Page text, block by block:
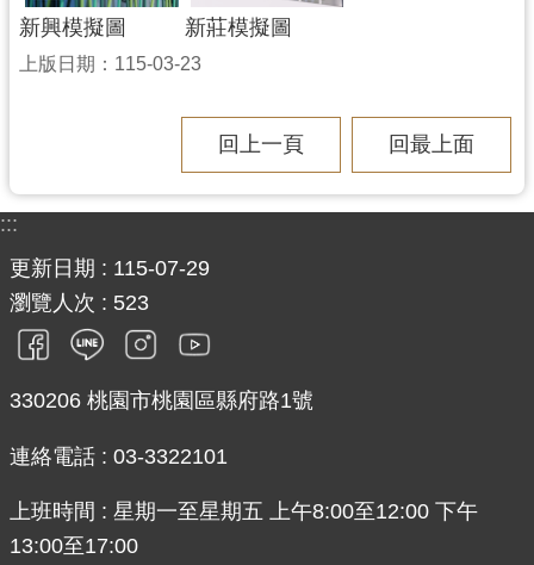
新興模擬圖 新莊模擬圖
上版日期：115-03-23
回上一頁 回最上面
:::
更新日期
115-07-29
瀏覽人次
523
330206 桃園市桃園區縣府路1號
連絡電話 : 03-3322101
上班時間 : 星期一至星期五 上午8:00至12:00 下午
13:00至17:00